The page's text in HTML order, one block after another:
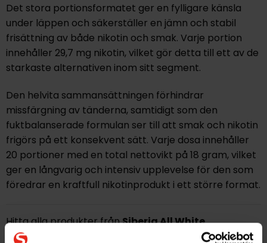
Det stora portionsformatet ger en fylligare känsla
under läppen och säkerställer en jämn och stabil
frisättning av både nikotin och smak. Varje portion
innehåller 29,7 mg nikotin, vilket gör detta till ett av de
starkaste alternativen inom sitt segment.
Den helvita sammansättningen förhindrar
missfärgning av tänderna, samtidigt som den
fuktbalanserade formulan ser till att smak och nikotin
frigörs på ett konsekvent sätt. Varje dosa innehåller
20 portioner med en total nettovikt på 18 gram, vilket
ger en långvarig och intensiv upplevelse för den som
föredrar en kraftfull nikotinprodukt i ett större format.
Hitta alla produkter frånSiberia All White